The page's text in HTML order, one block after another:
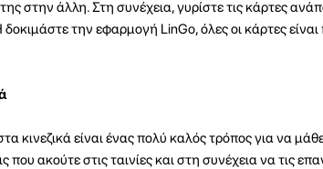
στην άλλη. Στη συνέχεια, γυρίστε τις κάρτες
την εφαρμογή LinGo, όλες οι κάρτες είναι
κινεζικά είναι ένας πολύ καλός τρόπος για να
που ακούτε στις ταινίες και στη συνέχεια να τις